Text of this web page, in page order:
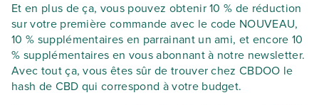
Et en plus de ça, vous pouvez obtenir 10 % de réduction
sur votre première commande avec le code NOUVEAU,
10 % supplémentaires en parrainant un ami, et encore 10
% supplémentaires en vous abonnant à notre newsletter.
Avec tout ça, vous êtes sûr de trouver chez CBDOO le
hash de CBD qui correspond à votre budget.